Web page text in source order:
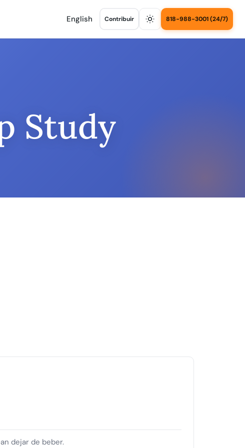
English Contribuir 818-988-3001 (24/7)
Study
dejar de beber.